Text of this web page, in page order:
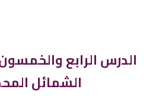
الدرس الرابع
الشمائل